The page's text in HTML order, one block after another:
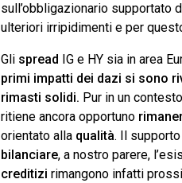
sull’obbligazionario supportato
ulteriori irripidimenti e per
Gli spread IG e HY sia in area
primi impatti dei dazi si sono
rimasti solidi. Pur in un
ritiene ancora opportuno
orientato alla qualità. Il
bilanciare, a nostro parere,
creditizi rimangono infatti